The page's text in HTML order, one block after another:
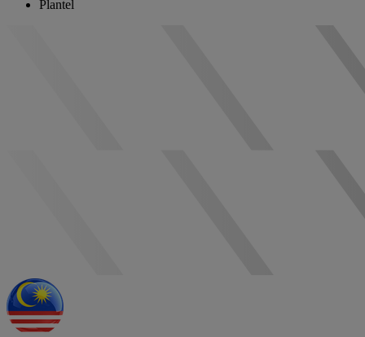
Plantel